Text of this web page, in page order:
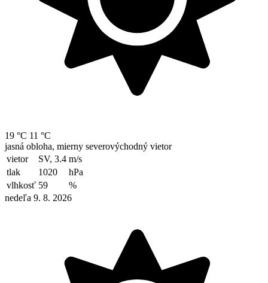
19 °C 11 °C
jasná obloha, mierny severovýchodný vietor
vietor
SV, 3.4 m/s
tlak
1020
hPa
vlhkosť 59
%
nedeľa 9. 8. 2026